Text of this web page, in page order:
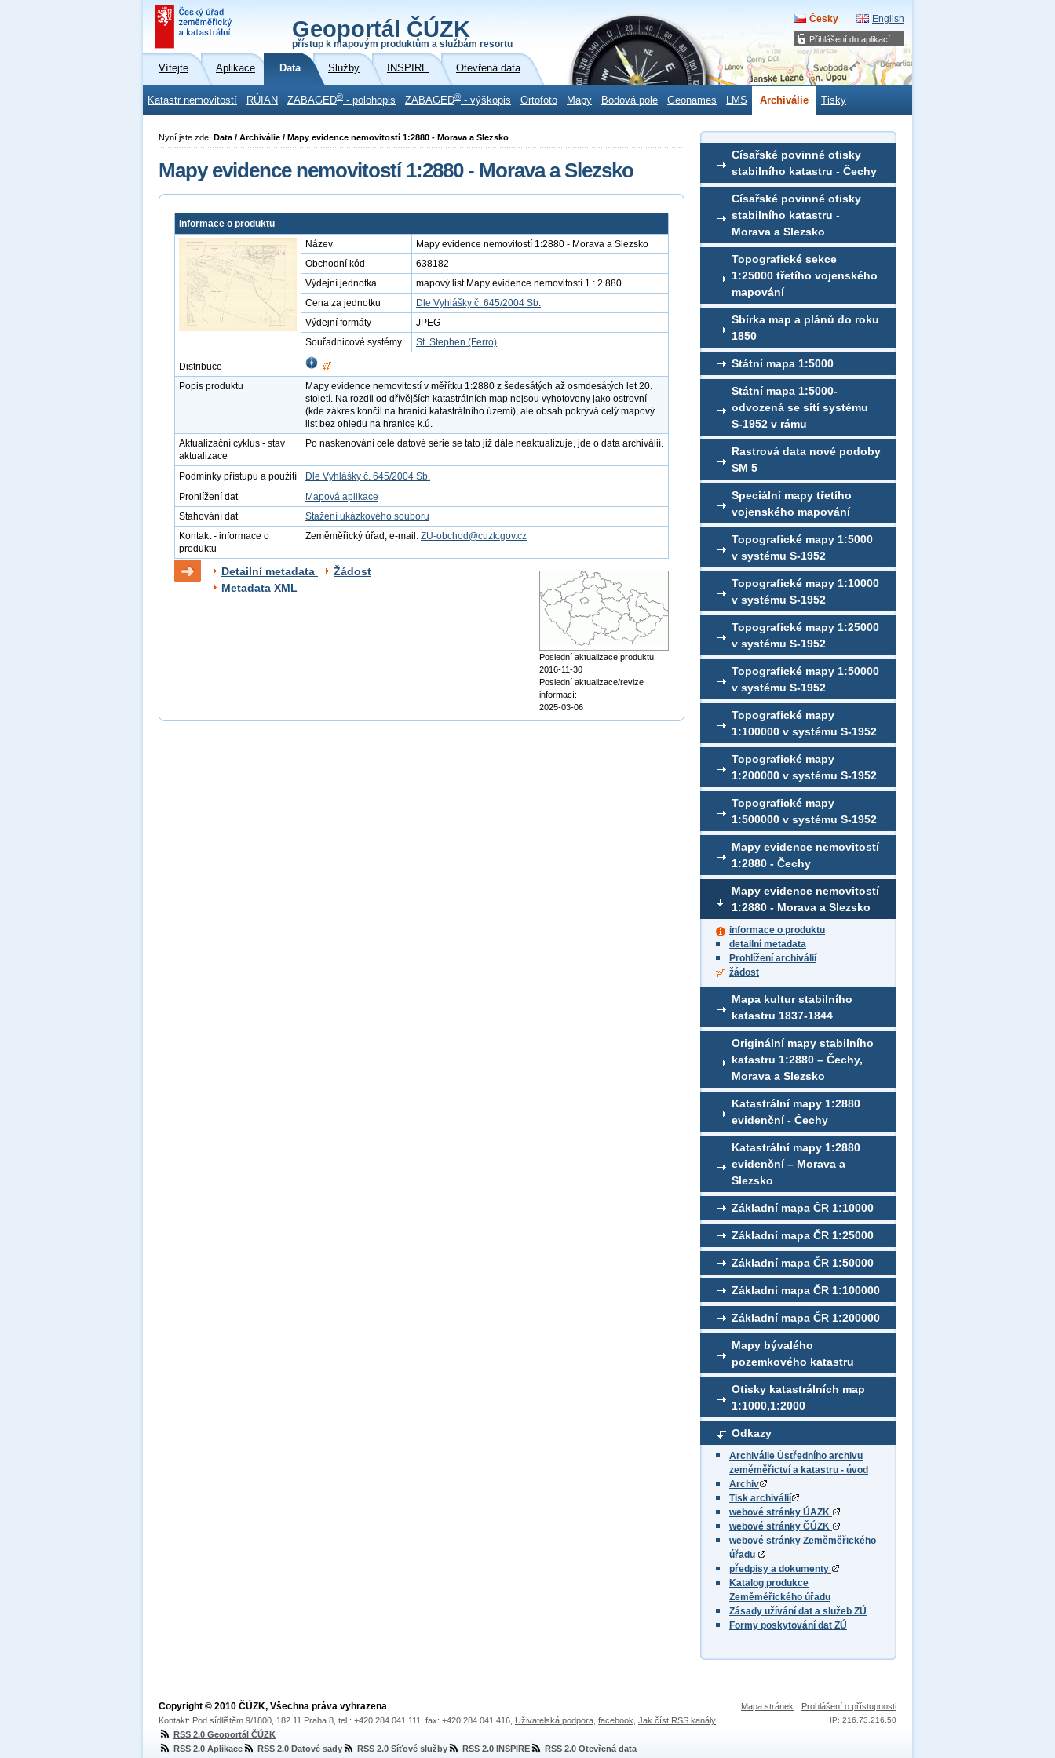
Přihlášení do aplikací
Geoportál ČÚZK
přístup k mapovým produktům a službám resortu
Česky English
Vítejte Aplikace Data Služby INSPIRE Otevřená data
Katastr nemovitostí RÚIAN ZABAGED® - polohopis ZABAGED® - výškopis Ortofoto Mapy Bodová pole Geonames LMS Archiválie Tisky
Císařské povinné otisky
stabilního katastru - Čechy
Císařské povinné otisky
stabilního katastru -
Morava a Slezsko
Topografické sekce
1:25000 třetího vojenského
mapování
Sbírka map a plánů do roku
1850
Státní mapa 1:5000
Státní mapa 1:5000-
odvozená se sítí systému
S-1952 v rámu
Rastrová data nové podoby
SM 5
Speciální mapy třetího
vojenského mapování
Topografické mapy 1:5000
v systému S-1952
Topografické mapy 1:10000
v systému S-1952
Topografické mapy 1:25000
v systému S-1952
Topografické mapy 1:50000
v systému S-1952
Topografické mapy
1:100000 v systému S-1952
Topografické mapy
1:200000 v systému S-1952
Topografické mapy
1:500000 v systému S-1952
Mapy evidence nemovitostí
1:2880 - Čechy
Mapy evidence nemovitostí
1:2880 - Morava a Slezsko
informace o produktu
detailní metadata
Prohlížení archiválií
žádost
Mapa kultur stabilního
katastru 1837-1844
Originální mapy stabilního
katastru 1:2880 – Čechy,
Morava a Slezsko
Katastrální mapy 1:2880
evidenční - Čechy
Katastrální mapy 1:2880
evidenční – Morava a
Slezsko
Základní mapa ČR 1:10000
Základní mapa ČR 1:25000
Základní mapa ČR 1:50000
Základní mapa ČR 1:100000
Základní mapa ČR 1:200000
Mapy bývalého
pozemkového katastru
Otisky katastrálních map
1:1000,1:2000
Odkazy
Archiválie Ústředního archivu
zeměměřictví a katastru - úvod
Archiv
Tisk archiválií
webové stránky ÚAZK
webové stránky ČÚZK
webové stránky Zeměměřického
úřadu
předpisy a dokumenty
Katalog produkce
Zeměměřického úřadu
Zásady užívání dat a služeb ZÚ
Formy poskytování dat ZÚ
Nyní jste zde: Data / Archiválie / Mapy evidence nemovitostí 1:2880 - Morava a Slezsko
Mapy evidence nemovitostí 1:2880 - Morava a Slezsko
Informace o produktu
Název
Mapy evidence nemovitostí 1:2880 - Morava a Slezsko
Obchodní kód
638182
Výdejní jednotka
mapový list Mapy evidence nemovitostí 1 : 2 880
Cena za jednotku
Dle Vyhlášky č. 645/2004 Sb.
Výdejní formáty
JPEG
Souřadnicové systémy
St. Stephen (Ferro)
Distribuce
Popis produktu
Mapy evidence nemovitostí v měřítku 1:2880 z šedesátých až osmdesátých let 20.
století. Na rozdíl od dřívějších katastrálních map nejsou vyhotoveny jako ostrovní
(kde zákres končil na hranici katastrálního území), ale obsah pokrývá celý mapový
list bez ohledu na hranice k.ú.
Aktualizační cyklus - stav
aktualizace
Po naskenování celé datové série se tato již dále neaktualizuje, jde o data archiválií.
Podmínky přístupu a použití
Dle Vyhlášky č. 645/2004 Sb.
Prohlížení dat
Mapová aplikace
Stahování dat
Stažení ukázkového souboru
Kontakt - informace o
produktu
Zeměměřický úřad, e-mail: ZU-obchod@cuzk.gov.cz
Detailní metadata
Žádost
Metadata XML
Poslední aktualizace produktu:
2016-11-30
Poslední aktualizace/revize
informací:
2025-03-06
Mapa stránek Prohlášení o přístupnosti
IP: 216.73.216.50
Copyright © 2010 ČÚZK, Všechna práva vyhrazena
Kontakt: Pod sídlištěm 9/1800, 182 11 Praha 8, tel.: +420 284 041 111, fax: +420 284 041 416, Uživatelská podpora facebook Jak číst RSS kanály
RSS 2.0 Geoportál ČÚZK
RSS 2.0 Aplikace
RSS 2.0 Datové sady RSS 2.0 Síťové služby RSS 2.0 INSPIRE RSS 2.0 Otevřená data